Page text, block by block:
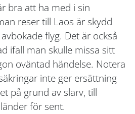
bra att ha med i sin
reser till Laos är skydd
flyg. Det är också
ifall man skulle missa sitt
oväntad händelse. Notera
inte ger ersättning
på grund av slarv, till
för sent.